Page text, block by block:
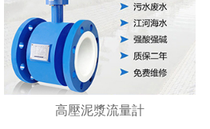
高壓泥漿流量計